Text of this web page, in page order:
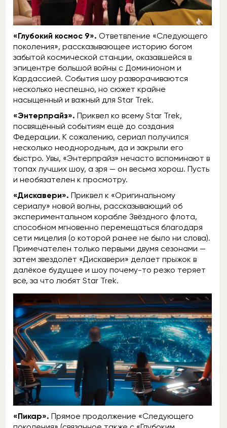
«Глубокий космос 9». Ответвление «Следующего
поколения», рассказывающее историю богом
забытой космической станции, оказавшейся в
эпицентре большой войны с Доминионом и
Кардассией. События шоу разворачиваются
несколько неспешно, но сюжет крайне
насыщенный и важный для Star Trek.
«Энтерпрайз». Приквел ко всему Star Trek,
посвящённый событиям ещё до создания
Федерации. К сожалению, сериал получился
несколько неоднородным, да и закрыли его
быстро. Увы, «Энтерпрайз» нечасто вспоминают в
топах лучших шоу, а зря — он весьма хорош. Пусть
и необязателен к просмотру.
«Дискавери». Приквел к «Оригинальному
сериалу» новой волны, рассказывающий об
экспериментальном корабле Звёздного флота,
способном мгновенно перемещаться благодаря
сети мицелия (о которой ранее не было ни слова).
Примечателен только первыми двумя сезонами —
затем звездолёт «Дискавери» делает прыжок в
далёкое будущее и шоу почему-то резко теряет
всё, за что любят Star Trek.
«Пикар». Прямое продолжение «Следующего